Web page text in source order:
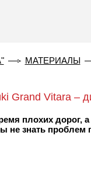
МАТЕРИАЛЫ
Grand Vitara –
плохих дорог,
не знать проблем